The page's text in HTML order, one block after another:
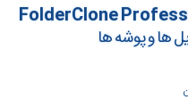
ها و پوشه ها